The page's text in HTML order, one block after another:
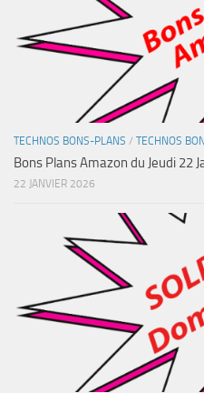
TECHNOS BONS-PLANS / TECHNOS
Bons Plans Amazon du Jeudi 22
22 JANVIER 2026